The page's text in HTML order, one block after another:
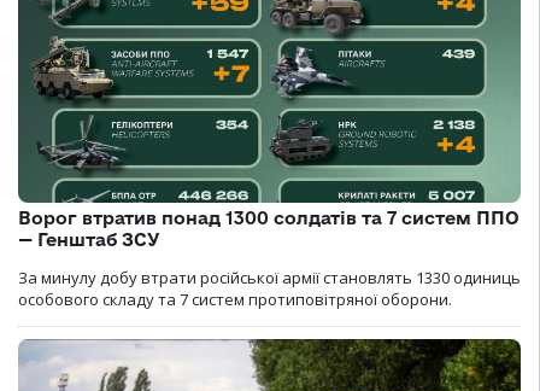
Ворог втратив понад 1300 солдатів та 7 систем ППО
— Генштаб ЗСУ
За минулу добу втрати російської армії становлять 1330 одиниць
особового складу та 7 систем протиповітряної оборони.